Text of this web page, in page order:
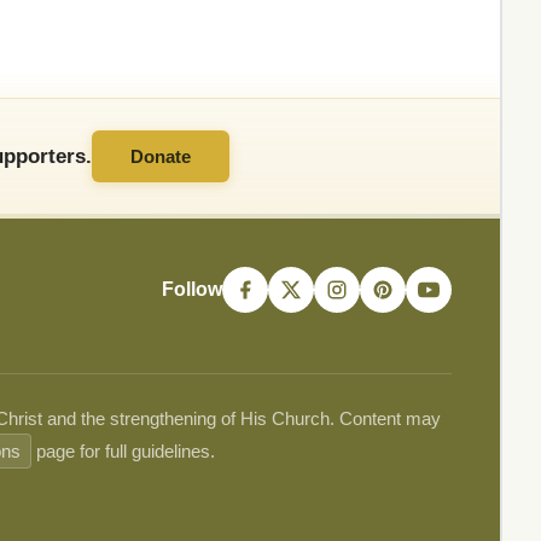
Donate
Follow
and the strengthening of His Church. Content may
page for full guidelines.